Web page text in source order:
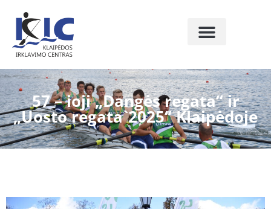
57 – ioji „Dangės regata“ ir
„Uosto regata`2025“ Klaipėdoje